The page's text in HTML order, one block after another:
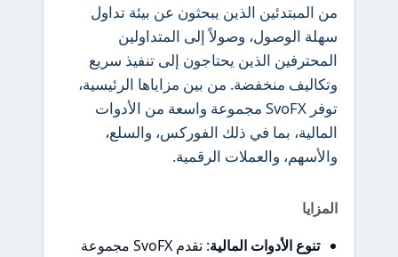
من المبتدئين الذين يبحثون عن بيئة تداول
سهلة الوصول، وصولاً إلى المتداولين
المحترفين الذين يحتاجون إلى تنفيذ سريع
وتكاليف منخفضة. من بين مزاياها الرئيسية،
توفر SvoFX مجموعة واسعة من الأدوات
المالية، بما في ذلك الفوركس، والسلع،
والأسهم، والعملات الرقمية.
المزايا
تنوع الأدوات المالية
: تقدم SvoFX مجموعة